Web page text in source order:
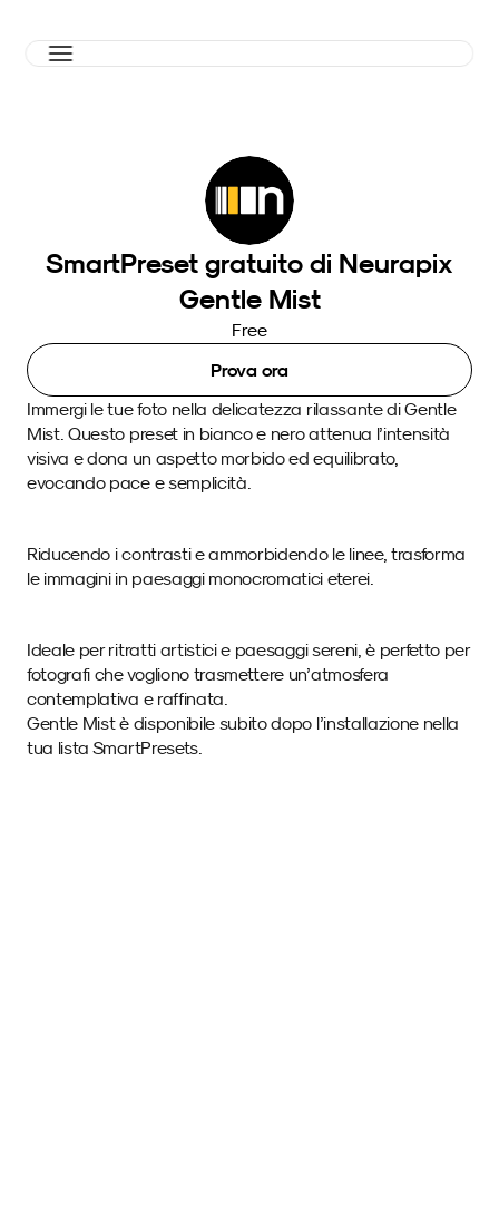
SmartPreset gratuito di Neurapix
Gentle Mist
Free
Prova ora
Immergi le tue foto nella delicatezza rilassante di Gentle
Mist. Questo preset in bianco e nero attenua l’intensità
visiva e dona un aspetto morbido ed equilibrato,
evocando pace e semplicità.
Riducendo i contrasti e ammorbidendo le linee, trasforma
le immagini in paesaggi monocromatici eterei.
Ideale per ritratti artistici e paesaggi sereni, è perfetto per
fotografi che vogliono trasmettere un’atmosfera
contemplativa e raffinata.
Gentle Mist è disponibile subito dopo l’installazione nella
tua lista SmartPresets.